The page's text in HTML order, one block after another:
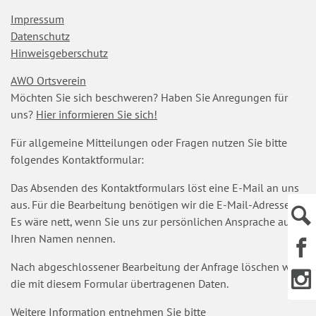
Navigation
überspringen
Impressum
Datenschutz
Hinweisgeberschutz
AWO Ortsverein
Möchten Sie sich beschweren? Haben Sie Anregungen für
uns? Hier informieren Sie sich!
Für allgemeine Mitteilungen oder Fragen nutzen Sie bitte
folgendes Kontaktformular:
Das Absenden des Kontaktformulars löst eine E-Mail an uns
aus. Für die Bearbeitung benötigen wir die E-Mail-Adresse.
Es wäre nett, wenn Sie uns zur persönlichen Ansprache auch
Ihren Namen nennen.
Nach abgeschlossener Bearbeitung der Anfrage löschen wir
die mit diesem Formular übertragenen Daten.
Weitere Information entnehmen Sie bitte